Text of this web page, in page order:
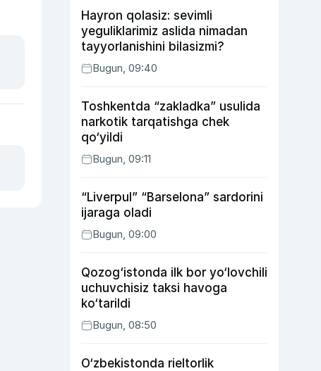
Hayron qolasiz: sevimli
yeguliklarimiz aslida nimadan
tayyorlanishini bilasizmi?
Bugun, 09:40
Toshkentda “zakladka” usulida
narkotik tarqatishga chek
qo‘yildi
Bugun, 09:11
“Liverpul” “Barselona” sardorini
ijaraga oladi
Bugun, 09:00
Qozog‘istonda ilk bor yo‘lovchili
uchuvchisiz taksi havoga
ko‘tarildi
Bugun, 08:50
O‘zbekistonda rieltorlik